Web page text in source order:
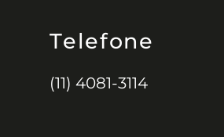
Telefone
(11) 4081-3114